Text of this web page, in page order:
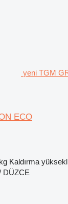
yeni TGM
ECO
Kaldırma
DÜZCE